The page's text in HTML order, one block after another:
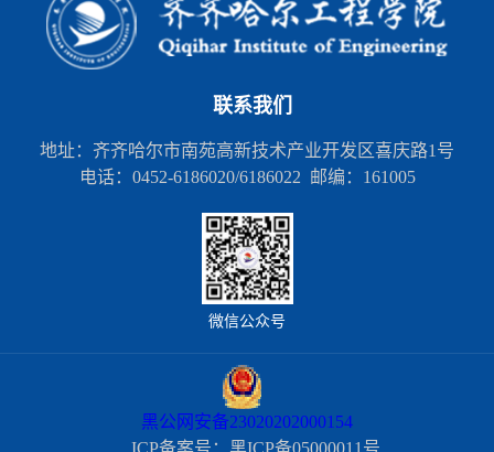
联系我们
地址：齐齐哈尔市南苑高新技术产业开发区喜庆路1号
电话：0452-6186020/6186022 邮编：161005
微信公众号
黑公网安备23020202000154